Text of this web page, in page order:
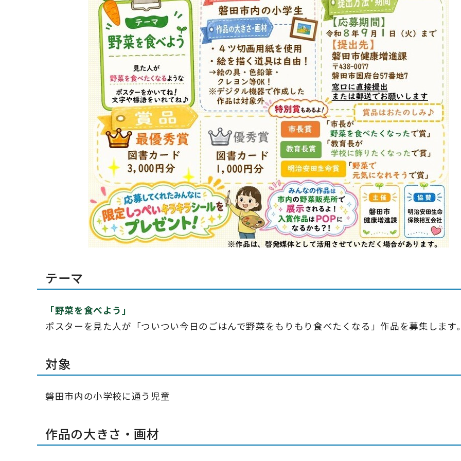
テーマ
「野菜を食べよう」
ポスターを見た人が「ついつい今日のごはんで野菜をもりもり食べたくなる」作品を募集します
対象
磐田市内の小学校に通う児童
作品の大きさ・画材